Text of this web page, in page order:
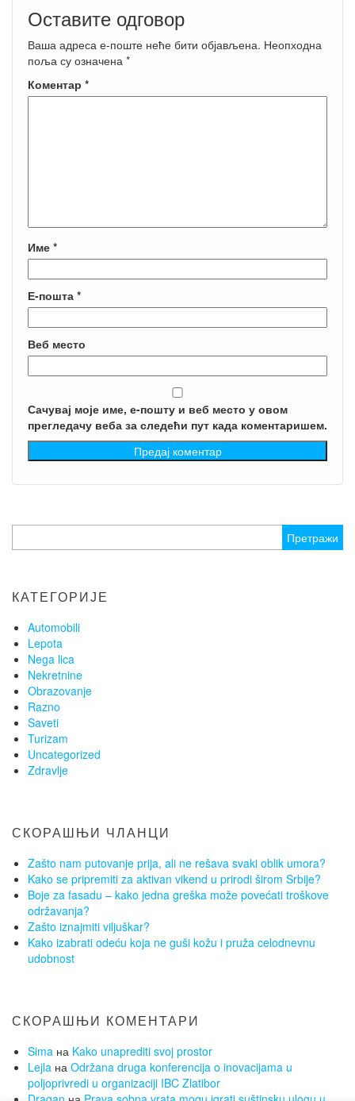
Оставите одговор
Ваша адреса е-поште неће бити објављена. Неопходна
поља су означена *
Коментар *
Име *
Е-пошта *
Веб место
Сачувај моје име, е-пошту и веб место у овом
прегледачу веба за следећи пут када коментаришем.
за:
КАТЕГОРИЈЕ
Automobili
Lepota
Nega lica
Nekretnine
Obrazovanje
Razno
Saveti
Turizam
Uncategorized
Zdravlje
СКОРАШЊИ ЧЛАНЦИ
Zašto nam putovanje prija, ali ne rešava svaki oblik umora?
Kako se pripremiti za aktivan vikend u prirodi širom Srbije?
Boje za fasadu – kako jedna greška može povećati troškove
održavanja?
Zašto iznajmiti viljuškar?
Kako izabrati odeću koja ne guši kožu i pruža celodnevnu
udobnost
СКОРАШЊИ КОМЕНТАРИ
Sima на Kako unaprediti svoj prostor
Lejla на Održana druga konferencija o inovacijama u
poljoprivredi u organizaciji IBC Zlatibor